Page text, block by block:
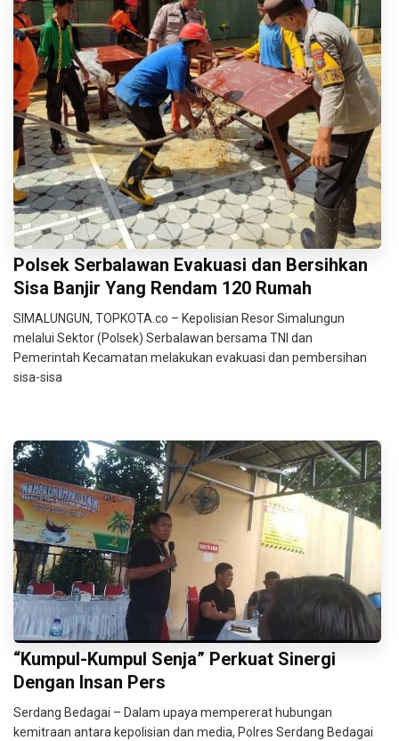
Polsek Serbalawan Evakuasi dan Bersihkan
Sisa Banjir Yang Rendam 120 Rumah
SIMALUNGUN, TOPKOTA.co – Kepolisian Resor Simalungun
melalui Sektor (Polsek) Serbalawan bersama TNI dan
Pemerintah Kecamatan melakukan evakuasi dan pembersihan
sisa-sisa
“Kumpul-Kumpul Senja” Perkuat Sinergi
Dengan Insan Pers
Serdang Bedagai – Dalam upaya mempererat hubungan
kemitraan antara kepolisian dan media, Polres Serdang Bedagai